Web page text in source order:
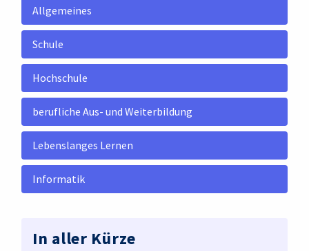
Allgemeines
Schule
Hochschule
berufliche Aus- und Weiterbildung
Lebenslanges Lernen
Informatik
In aller Kürze